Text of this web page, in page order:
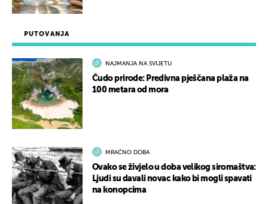
PUTOVANJA
NAJMANJA NA SVIJETU
Čudo prirode: Predivna pješčana plaža na
100 metara od mora
MRAČNO DOBA
Ovako se živjelo u doba velikog siromaštva:
Ljudi su davali novac kako bi mogli spavati
na konopcima